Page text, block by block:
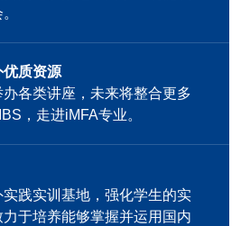
优质资源
各类讲座，未来将整合更多
，走进iMFA专业。
践实训基地，强化学生的实
于培养能够掌握并运用国内